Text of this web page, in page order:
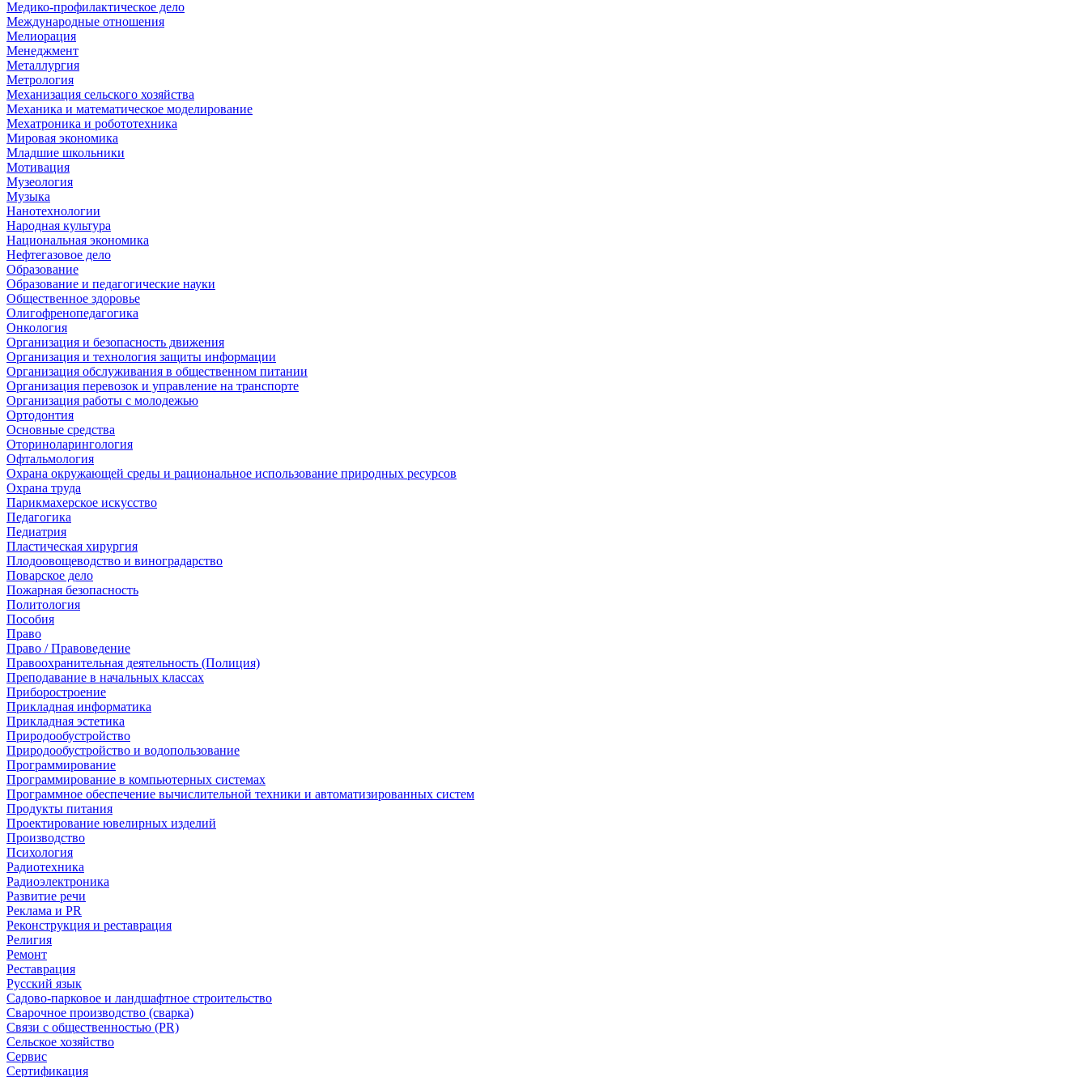
Медико-профилактическое дело
Международные отношения
Мелиорация
Менеджмент
Металлургия
Метрология
Механизация сельского хозяйства
Механика и математическое моделирование
Мехатроника и робототехника
Мировая экономика
Младшие школьники
Мотивация
Музеология
Музыка
Нанотехнологии
Народная культура
Национальная экономика
Нефтегазовое дело
Образование
Образование и педагогические науки
Общественное здоровье
Олигофренопедагогика
Онкология
Организация и безопасность движения
Организация и технология защиты информации
Организация обслуживания в общественном питании
Организация перевозок и управление на транспорте
Организация работы с молодежью
Ортодонтия
Основные средства
Оториноларингология
Офтальмология
Охрана окружающей среды и рациональное использование природных ресурсов
Охрана труда
Парикмахерское искусство
Педагогика
Педиатрия
Пластическая хирургия
Плодоовощеводство и виноградарство
Поварское дело
Пожарная безопасность
Политология
Пособия
Право
Право / Правоведение
Правоохранительная деятельность (Полиция)
Преподавание в начальных классах
Приборостроение
Прикладная информатика
Прикладная эстетика
Природообустройство
Природообустройство и водопользование
Программирование
Программирование в компьютерных системах
Программное обеспечение вычислительной техники и автоматизированных систем
Продукты питания
Проектирование ювелирных изделий
Производство
Психология
Радиотехника
Радиоэлектроника
Развитие речи
Реклама и PR
Реконструкция и реставрация
Религия
Ремонт
Реставрация
Русский язык
Садово-парковое и ландшафтное строительство
Сварочное производство (сварка)
Связи с общественностью (PR)
Сельское хозяйство
Сервис
Сертификация